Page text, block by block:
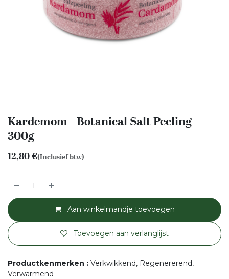
Kardemom - Botanical Salt Peeling -
300g
12,80€(Inclusief btw)
Aan winkelmandje toevoegen
Toevoegen aan verlanglijst
Productkenmerken : Verkwikkend, Regenererend,
Verwarmend